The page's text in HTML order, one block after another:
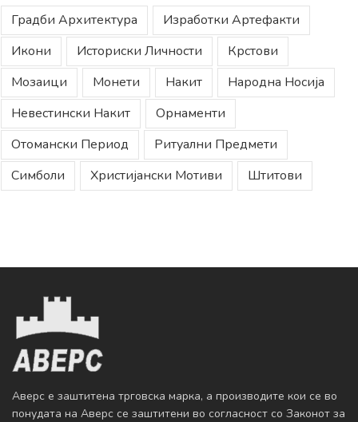
Градби Архитектура
Изработки Артефакти
Икони
Историски Личности
Крстови
Мозаици
Монети Накит
Народна Носија
Невестински Накит
Орнаменти
Отомански Период
Ритуални Предмети
Симболи
Христијански Мотиви Штитови
Аверс е заштитена трговска марка, а производите кои се во
понудата на Аверс се заштитени во согласност со Законот за